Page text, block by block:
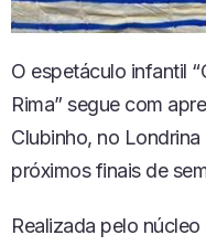
O espetáculo infantil
Rima” segue com
Clubinho, no
próximos finais de
Realizada pelo